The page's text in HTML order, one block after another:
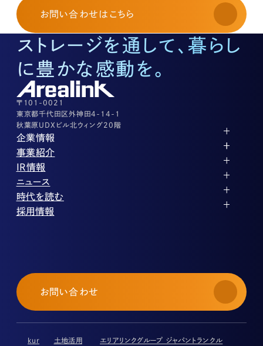
03-3526-8568
土地活用に関するお問い合わせ
03-3526-8574
底地に関するお問い合わせ
03-3526-8572
株式に関するお問い合わせ
03-3526-8556
その他上記に当てはまらない案件等
03-3526-8556
お問い合わせ はこちら
ストレージを通して、暮らし
に豊かな感動を。
〒101-0021
東京都千代田区外神田4-14-1
秋葉原UDXビル北ウィング20階
企業情報
代表メッセージ
企業理念
会社概要
役員紹介
沿革
コーポレートガバナンス
事業紹介
ストレージ事業
パートナー制度
ストレージライフ
土地権利整備事業
オフィス事業
アセット事業
IR情報
IRカレンダー
中期経営計画
事業等のリスク
株式・株主情報
個人投資家の皆様へ
よくある質問・用語集
IRメール登録
免責事項
ニュース
PR
IR
時代を読む
投稿一覧
採用情報
採用エントリー
お問い合わせ
kur 土地活用 エリアリンクグループ ジャパントランクル